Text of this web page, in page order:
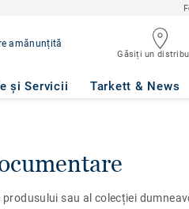
amănunțită
Găsiți un
și Servicii Tarkett & News
sau al colecției